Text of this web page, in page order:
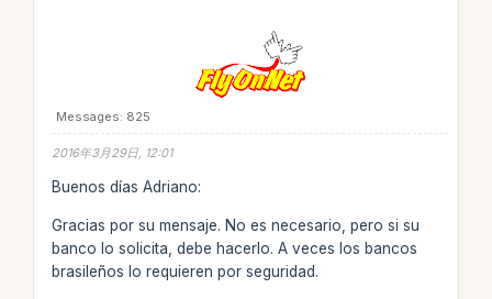
Messages: 825
2016年3月29日, 12:01
Buenos días Adriano:
Gracias por su mensaje. No es necesario, pero si su
banco lo solicita, debe hacerlo. A veces los bancos
brasileños lo requieren por seguridad.